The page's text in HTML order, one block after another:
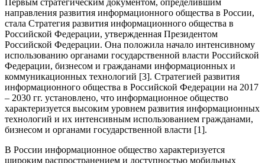
Первым стратегическим документом, определившим
направления развития информационного общества в России,
стала Стратегия развития информационного общества в
Российской Федерации, утвержденная Президентом
Российской Федерации. Она положила начало интенсивному
использованию органами государственной власти Российской
Федерации, бизнесом и гражданами информационных и
коммуникационных технологий [3]. Стратегией развития
информационного общества в Российской Федерации на 2017
– 2030 гг. установлено, что информационное общество
характеризуется высоким уровнем развития информационных
технологий и их интенсивным использованием гражданами,
бизнесом и органами государственной власти [1].
В России информационное общество характеризуется
широким распространением и доступностью мобильных